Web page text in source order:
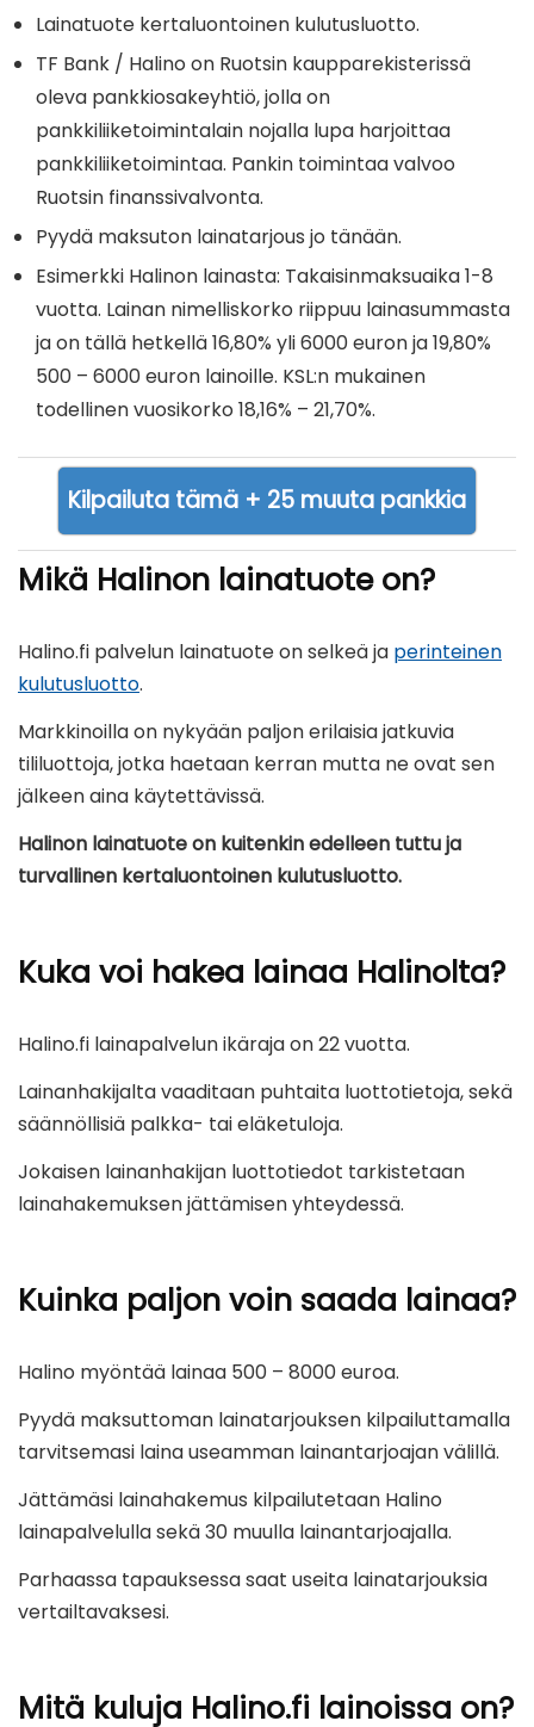
Lainatuote kertaluontoinen kulutusluotto.
TF Bank / Halino on Ruotsin kaupparekisterissä
oleva pankkiosakeyhtiö, jolla on
pankkiliiketoimintalain nojalla lupa harjoittaa
pankkiliiketoimintaa. Pankin toimintaa valvoo
Ruotsin finanssivalvonta.
Pyydä maksuton lainatarjous jo tänään.
Esimerkki Halinon lainasta: Takaisinmaksuaika 1-8
vuotta. Lainan nimelliskorko riippuu lainasummasta
ja on tällä hetkellä 16,80% yli 6000 euron ja 19,80%
500 – 6000 euron lainoille. KSL:n mukainen
todellinen vuosikorko 18,16% – 21,70%.
Kilpailuta tämä + 25 muuta pankkia
Mikä Halinon lainatuote on?
Halino.fi palvelun lainatuote on selkeä ja perinteinen
kulutusluotto.
Markkinoilla on nykyään paljon erilaisia jatkuvia
tililuottoja, jotka haetaan kerran mutta ne ovat sen
jälkeen aina käytettävissä.
Halinon lainatuote on kuitenkin edelleen tuttu ja
turvallinen kertaluontoinen kulutusluotto.
Kuka voi hakea lainaa Halinolta?
Halino.fi lainapalvelun ikäraja on 22 vuotta.
Lainanhakijalta vaaditaan puhtaita luottotietoja, sekä
säännöllisiä palkka- tai eläketuloja.
Jokaisen lainanhakijan luottotiedot tarkistetaan
lainahakemuksen jättämisen yhteydessä.
Kuinka paljon voin saada lainaa?
Halino myöntää lainaa 500 – 8000 euroa.
Pyydä maksuttoman lainatarjouksen kilpailuttamalla
tarvitsemasi laina useamman lainantarjoajan välillä.
Jättämäsi lainahakemus kilpailutetaan Halino
lainapalvelulla sekä 30 muulla lainantarjoajalla.
Parhaassa tapauksessa saat useita lainatarjouksia
vertailtavaksesi.
Mitä kuluja Halino.fi lainoissa on?